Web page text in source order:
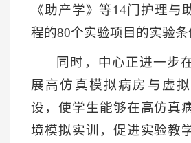
《助产学》等14门护理与
程的80个实验项目的实验条
同时，中心正进一步
展高仿真模拟病房与虚
设，使学生能够在高仿真
境模拟实训，促进实验教